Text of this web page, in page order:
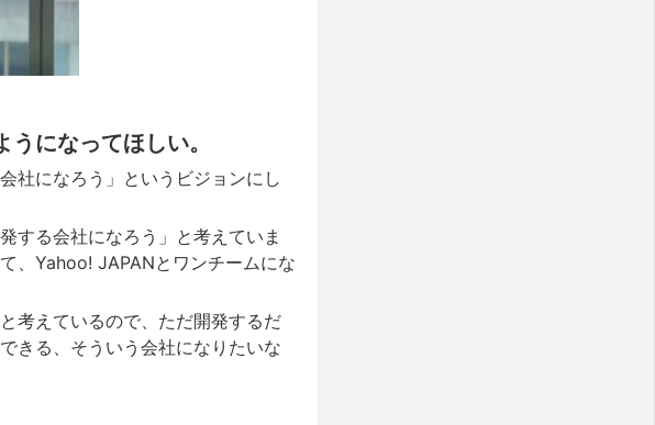
になってほしい。
社になろう」というビジョンにし
する会社になろう」と考えていま
、Yahoo! JAPANとワンチームにな
考えているので、ただ開発するだ
きる、そういう会社になりたいな